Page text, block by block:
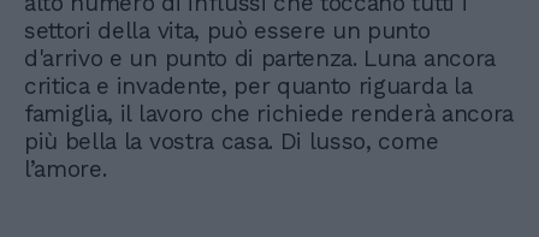
settori della vita, può essere un punto
d'arrivo e un punto di partenza. Luna ancora
critica e invadente, per quanto riguarda la
famiglia, il lavoro che richiede renderà ancora
più bella la vostra casa. Di lusso, come
l’amore.